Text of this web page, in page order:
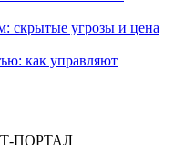
скрытые угрозы и цена
как управляют
ПОРТАЛ